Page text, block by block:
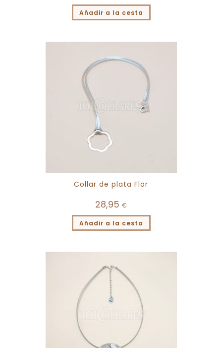
Añadir a la cesta
Collar de plata Flor
28,95 €
Añadir a la cesta